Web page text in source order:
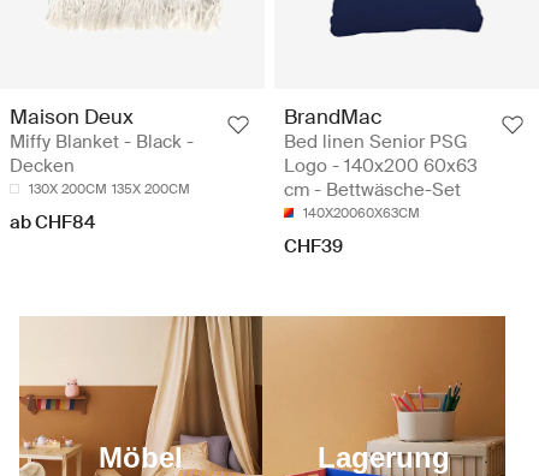
Maison Deux
Miffy Blanket - Black -
Decken
130X 200CM 135X 200CM
ab CHF84
BrandMac
Bed linen Senior PSG
Logo - 140x200 60x63
cm - Bettwäsche-Set
140X20060X63CM
CHF39
Möbel Lagerung